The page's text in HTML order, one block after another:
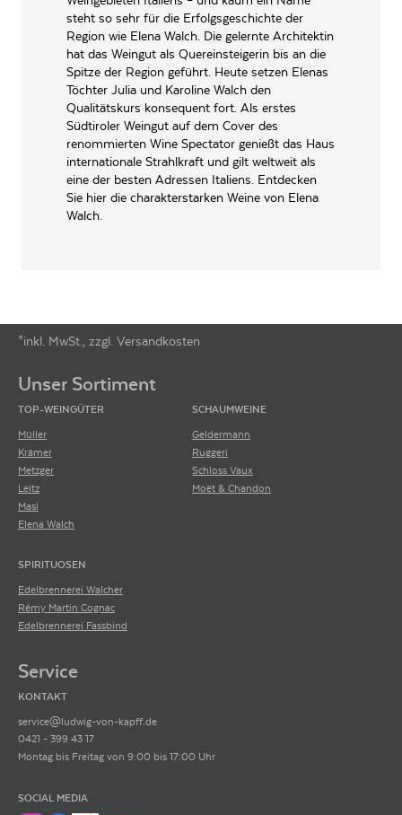
PRODUZENT / ABFÜLLER / HERSTELLER
Hofer 1 39040 Tramin (BZ)
WEINTYPGESCHMACK
8000905003993
ARTIKELNUMMER 101731
steht so sehr für die Erfolgsgeschichte der
Region wie Elena Walch. Die gelernte Architektin
hat das Weingut als Quereinsteigerin bis an die
Spitze der Region geführt. Heute setzen Elenas
Töchter Julia und Karoline Walch den
Qualitätskurs konsequent fort. Als erstes
Südtiroler Weingut auf dem Cover des
renommierten Wine Spectator genießt das Haus
internationale Strahlkraft und gilt weltweit als
eine der besten Adressen Italiens. Entdecken
Sie hier die charakterstarken Weine von Elena
Walch.
*inkl. MwSt., zzgl. Versandkosten
Unser Sortiment
TOP-WEINGÜTER
Müller
Krämer
Metzger
Leitz
Masi
Elena Walch
SCHAUMWEINE
Geldermann
Ruggeri
Schloss Vaux
Moët & Chandon
SPIRITUOSEN
Edelbrennerei Walcher
Rémy Martin Cognac
Edelbrennerei Fassbind
Service
KONTAKT
service@ludwig-von-kapff.de
0421 - 399 43 17
Montag bis Freitag von 9:00 bis 17:00 Uhr
SOCIAL MEDIA